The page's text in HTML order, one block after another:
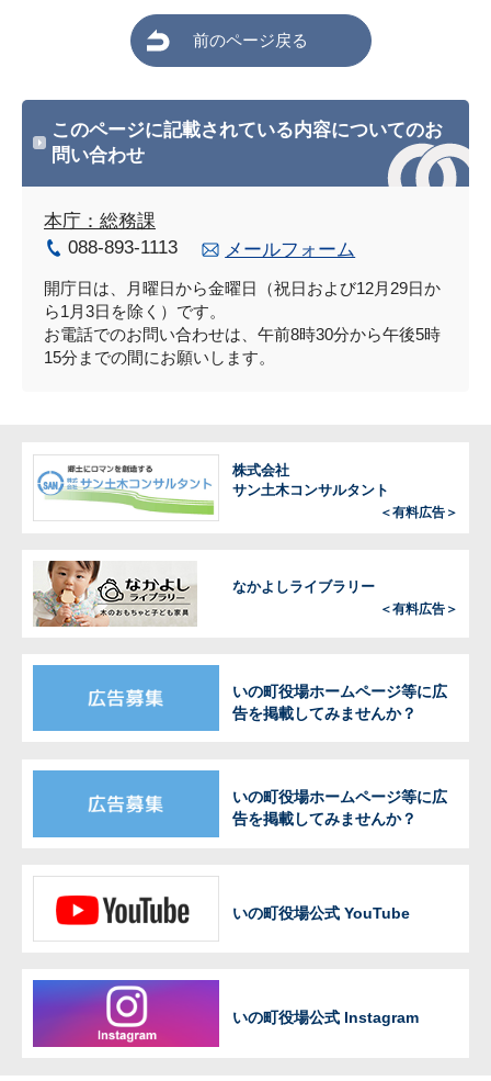
前のページ戻る
このページに記載されている内容についてのお
問い合わせ
本庁：総務課
088-893-1113
メールフォーム
開庁日は、月曜日から金曜日（祝日および12月29日か
ら1月3日を除く）です。
お電話でのお問い合わせは、午前8時30分から午後5時
15分までの間にお願いします。
株式会社
サン土木コンサルタント
＜有料広告＞
なかよしライブラリー
＜有料広告＞
いの町役場ホームページ等に広
告を掲載してみませんか？
いの町役場ホームページ等に広
告を掲載してみませんか？
いの町役場公式 YouTube
いの町役場公式 Instagram